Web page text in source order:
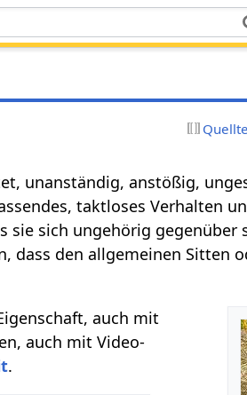
unanständig, anstößig,
taktloses Verhalten
sie sich ungehörig gegenüber
dass den allgemeinen Sitten
auch mit
auch mit Video-
.